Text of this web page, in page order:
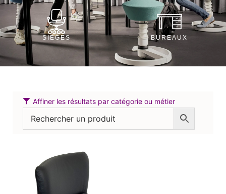
SIÈGES BUREAUX
Affiner les résultats par catégorie ou métier